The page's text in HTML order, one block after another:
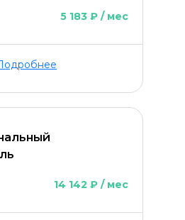
5 183 ₽ / мес
14 142 ₽ / мес